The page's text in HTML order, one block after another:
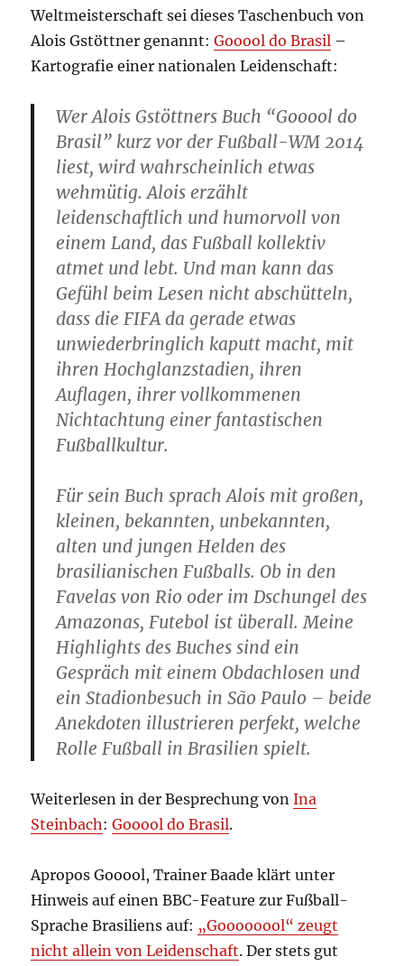
Weltmeisterschaft sei dieses Taschenbuch von
Alois Gstöttner genannt:Gooool do Brasil –
Kartografie einer nationalen Leidenschaft:
Wer Alois Gstöttners Buch “Gooool do
Brasil” kurz vor der Fußball-WM 2014
liest, wird wahrscheinlich etwas
wehmütig. Alois erzählt
leidenschaftlich und humorvoll von
einem Land, das Fußball kollektiv
atmet und lebt. Und man kann das
Gefühl beim Lesen nicht abschütteln,
dass die FIFA da gerade etwas
unwiederbringlich kaputt macht, mit
ihren Hochglanzstadien, ihren
Auflagen, ihrer vollkommenen
Nichtachtung einer fantastischen
Fußballkultur.
Für sein Buch sprach Alois mit großen,
kleinen, bekannten, unbekannten,
alten und jungen Helden des
brasilianischen Fußballs. Ob in den
Favelas von Rio oder im Dschungel des
Amazonas, Futebol ist überall. Meine
Highlights des Buches sind ein
Gespräch mit einem Obdachlosen und
ein Stadionbesuch in São Paulo – beide
Anekdoten illustrieren perfekt, welche
Rolle Fußball in Brasilien spielt.
Weiterlesen in der Besprechung vonIna
Steinbach:Gooool do Brasil.
Apropos Gooool, Trainer Baade klärt unter
Hinweis auf einen BBC-Feature zur Fußball-
Sprache Brasiliens auf: „Goooooool“ zeugt
nicht allein von Leidenschaft. Der stets gut